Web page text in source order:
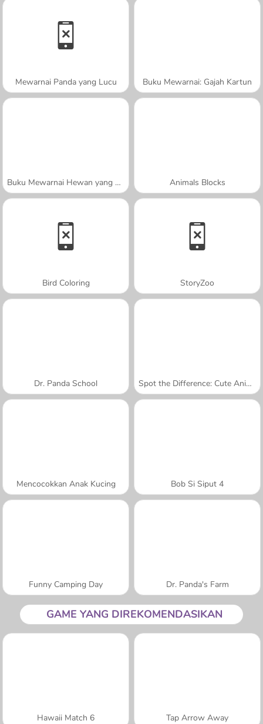
Mewarnai Panda yang Lucu Buku Mewarnai: Gajah Kartun
Buku Mewarnai Hewan yang Lucu Animals Blocks
Bird Coloring StoryZoo
Dr. Panda School Spot the Difference: Cute Animals
Mencocokkan Anak Kucing Bob Si Siput 4
Funny Camping Day Dr. Panda's Farm
GAME YANG DIREKOMENDASIKAN
Hawaii Match 6 Tap Arrow Away